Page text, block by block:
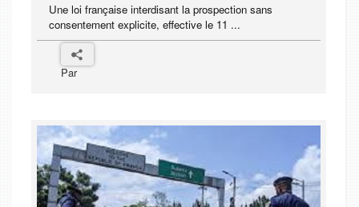
Une loi française interdisant la prospection sans
consentement explicite, effective le 11 ...
Par